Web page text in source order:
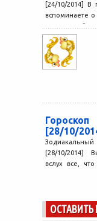
[24/10/2014] В
вспоминаете
давно не
[28/10/
[28/10/2014]
вслух все,